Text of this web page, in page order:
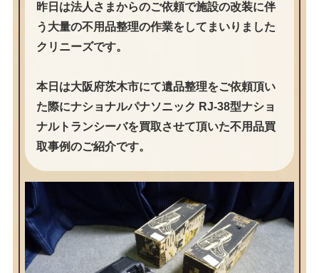
昨日は法人さまからのご依頼で施設の改装に伴
う大量の不用品整理の作業をしてまいりました
クリニーズです。
本日は大阪府茨木市にて遺品整理をご依頼頂い
た際にナショナルパナソニック RJ-38型ナショ
ナルトランシーバを買取させて頂いた不用品買
取事例のご紹介です。